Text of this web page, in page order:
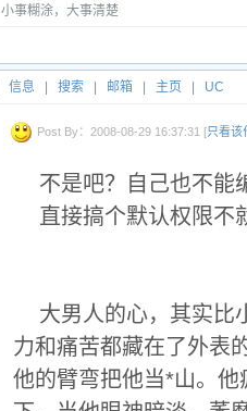
小事糊涂，大事清楚
信息 搜索 邮箱 主页 UC
Post By：2008-08-29 16:37:31 [只看该
不是吧？自己也不能
直接搞个默认权限不
大男人的心，其实比
力和痛苦都藏在了外表
他的臂弯把他当*山。